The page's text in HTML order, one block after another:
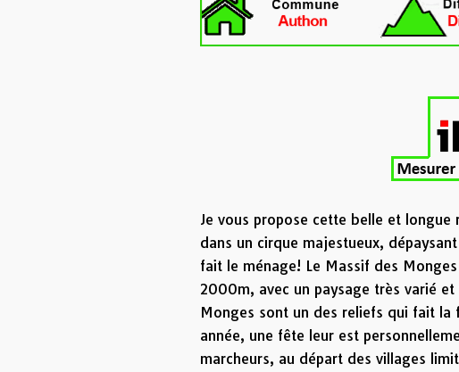
Je vous propose cette belle et longue
dans un cirque majestueux,
fait le ménage! Le Massif des
2000m, avec un paysage très varié
Monges sont un des reliefs qui fait la
année, une fête leur est
marcheurs, au départ des villages